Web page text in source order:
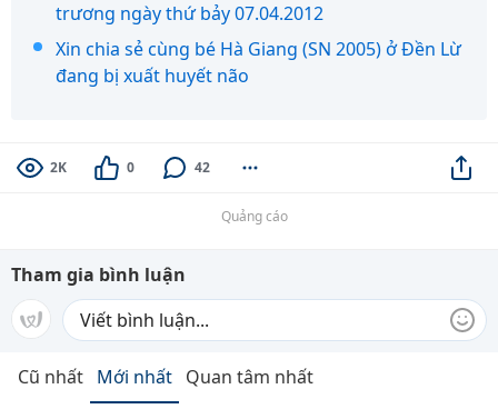
trương ngày thứ bảy 07.04.2012
Xin chia sẻ cùng bé Hà Giang (SN 2005) ở Đền Lừ
đang bị xuất huyết não
2K 0 42
Quảng cáo
Tham gia bình luận
Cũ nhất Mới nhất Quan tâm nhất